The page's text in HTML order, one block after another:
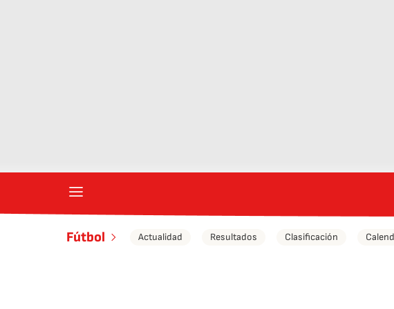
Fútbol Actualidad Resultados Clasificación